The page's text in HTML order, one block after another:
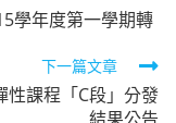
學年度第一學期轉
下一篇文章
性課程「C段」分發